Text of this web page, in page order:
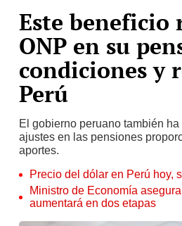
Este beneficio
ONP en su
condiciones y
Perú
El gobierno peruano también
ajustes en las pensiones
aportes.
Precio del dólar en Perú hoy,
Ministro de Economía
aumentará en dos etapas